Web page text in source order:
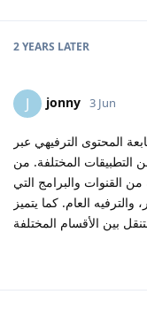
2 YEARS LATER
J jonny 3 Jun
المحتوى الترفيهي عبر
التطبيقات المختلفة. من
القنوات والبرامج التي
العام. كما يتميز